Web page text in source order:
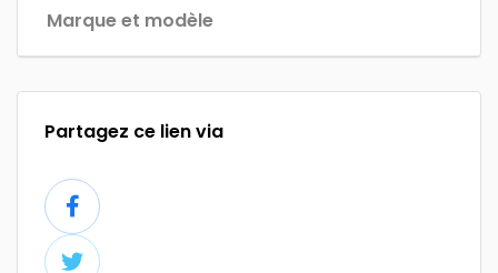
Marque et modèle
Partagez ce lien via